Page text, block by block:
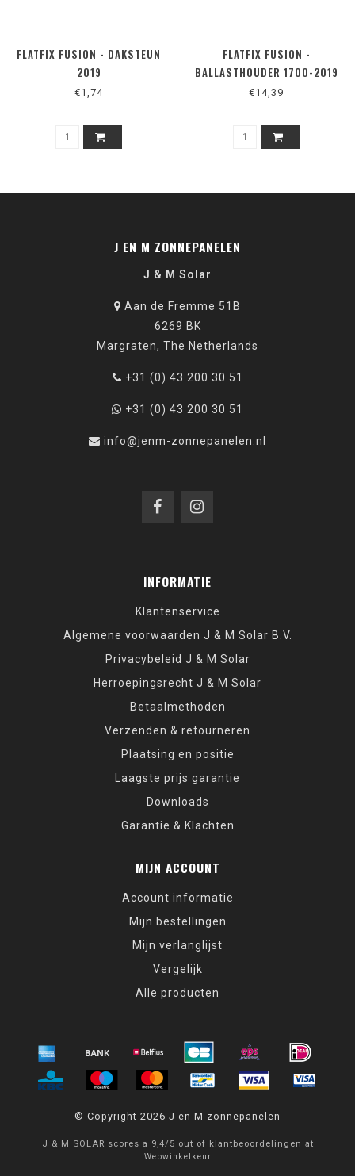
FLATFIX FUSION - DAKSTEUN
2019
€1,74
FLATFIX FUSION -
BALLASTHOUDER 1700-2019
€14,39
J EN M ZONNEPANELEN
J & M Solar
Aan de Fremme 51B
6269 BK
Margraten, The Netherlands
+31 (0) 43 200 30 51
+31 (0) 43 200 30 51
info@jenm-zonnepanelen.nl
INFORMATIE
Klantenservice
Algemene voorwaarden J & M Solar B.V.
Privacybeleid J & M Solar
Herroepingsrecht J & M Solar
Betaalmethoden
Verzenden & retourneren
Plaatsing en positie
Laagste prijs garantie
Downloads
Garantie & Klachten
MIJN ACCOUNT
Account informatie
Mijn bestellingen
Mijn verlanglijst
Vergelijk
Alle producten
© Copyright 2026 J en M zonnepanelen
J & M SOLAR scores a 9,4/ 5 out of klantbeoordelingen at
Webwinkelkeur